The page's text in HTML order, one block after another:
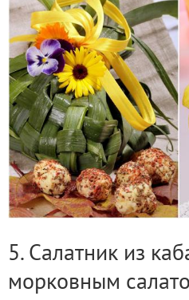
5. Салатник из
морковным